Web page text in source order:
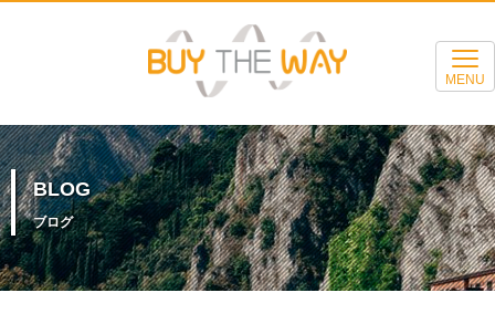
MENU
BLOG
ブログ